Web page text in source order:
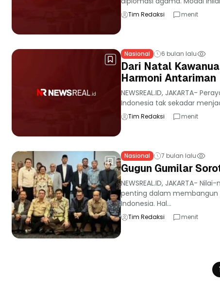
Tim Redaksi menit
Nasional 6 bulan lalu
Dari Natal
Harmoni Antariman
NEWSREAL.ID, JAKARTA-
Indonesia tak sekadar
Tim Redaksi menit
Nasional 7 bulan lalu
Gugun Gumilar
NEWSREAL.ID, JAKARTA-
penting dalam
Indonesia. Hal...
Tim Redaksi menit